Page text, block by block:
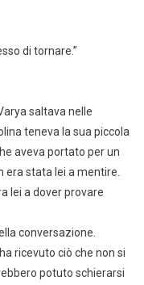
di tornare.”
saltava nelle
teneva la sua piccola
aveva portato per un
era stata lei a mentire.
lei a dover provare
conversazione.
ricevuto ciò che non si
potuto schierarsi